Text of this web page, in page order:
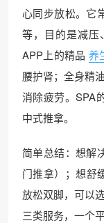
心同步放松。它
等，目的是减压
APP上的精品 养
腰护肾；全身精
消除疲劳。SPA
中式推拿。
简单总结：想解
门推拿）；想舒
放松双脚，可以
三类服务，一个